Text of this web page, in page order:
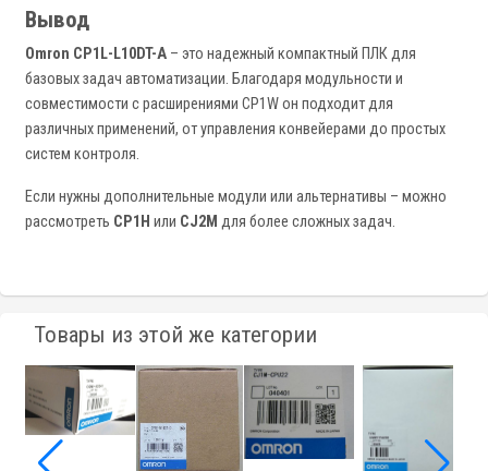
Вывод
Omron CP1L-L10DT-A – это надежный компактный ПЛК для
базовых задач автоматизации. Благодаря модульности и
совместимости с расширениями CP1W он подходит для
различных применений, от управления конвейерами до простых
систем контроля.
Если нужны дополнительные модули или альтернативы – можно
рассмотреть CP1H или CJ2M для более сложных задач.
Товары из этой же категории